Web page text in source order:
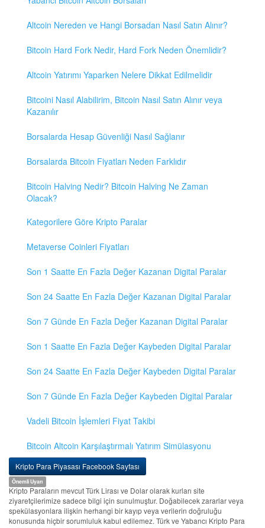
Altcoin Nereden ve Hangi Borsadan Nasıl Satın Alınır?
Bitcoin Hard Fork Nedir, Hard Fork Neden Önemlidir?
Altcoin Yatırımı Yaparken Nelere Dikkat Edilmelidir
Bitcoini Nasıl Alabilirim, Bitcoin Nasıl Satın Alınır veya
Kazanılır
Borsalarda Hesap Güvenliği Nasıl Sağlanır
Borsalarda Bitcoin Fiyatları Neden Farklıdır
Bitcoin Halving Nedir? Bitcoin Halving Ne Zaman
Olacak?
Kategorilere Göre Kripto Paralar
Metaverse Coinleri Fiyatları
Son 1 Saatte En Fazla Değer Kazanan Digital Paralar
Son 24 Saatte En Fazla Değer Kazanan Digital Paralar
Son 7 Günde En Fazla Değer Kazanan Digital Paralar
Son 1 Saatte En Fazla Değer Kaybeden Digital Paralar
Son 24 Saatte En Fazla Değer Kaybeden Digital Paralar
Son 7 Günde En Fazla Değer Kaybeden Digital Paralar
Vadeli Bitcoin İşlemleri Fiyat Takibi
Bitcoin Altcoin Karşılaştırmalı Yatırım Simülasyonu
Kripto Para Piyasası Facebook Sayfası
Önemli Uyarı
Kripto Paraların mevcut Türk Lirası ve Dolar olarak kurları site
ziyaretçilerimize sadece bilgi için sunulmuştur. Doğabilecek zararlar veya
spekülasyonlara ilişkin herhangi bir kayıp veya verilerin doğruluğu
konusunda hiçbir sorumluluk kabul edilemez. Türk ve Yabancı Kripto Para